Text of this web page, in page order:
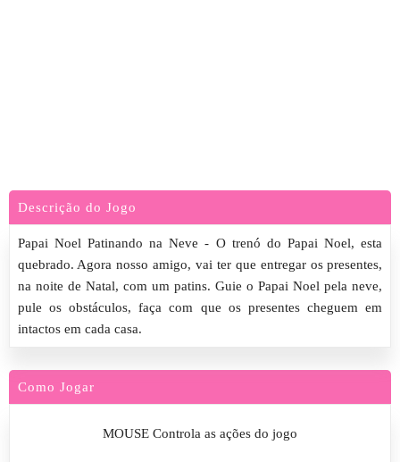
Descrição do Jogo
Papai Noel Patinando na Neve - O trenó do Papai Noel, esta
quebrado. Agora nosso amigo, vai ter que entregar os presentes,
na noite de Natal, com um patins. Guie o Papai Noel pela neve,
pule os obstáculos, faça com que os presentes cheguem em
intactos em cada casa.
Como Jogar
MOUSE Controla as ações do jogo